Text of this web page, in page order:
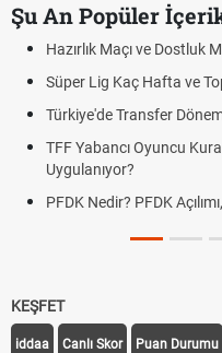
Şu An Popüler
Hazırlık Maçı ve Dostluk
Süper Lig Kaç Hafta ve
Türkiye'de Transfer
TFF Yabancı Oyuncu
Uygulanıyor?
PFDK Nedir? PFDK
KEŞFET
iddaa Canlı Skor Puan Durumu